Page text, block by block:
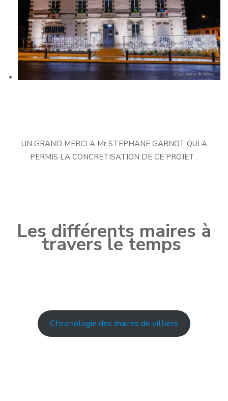
UN GRAND MERCI A Mr STEPHANE GARNOT QUI A
PERMIS LA CONCRETISATION DE CE PROJET .
Les différents maires à
travers le temps
Chronologie des maires de villiers